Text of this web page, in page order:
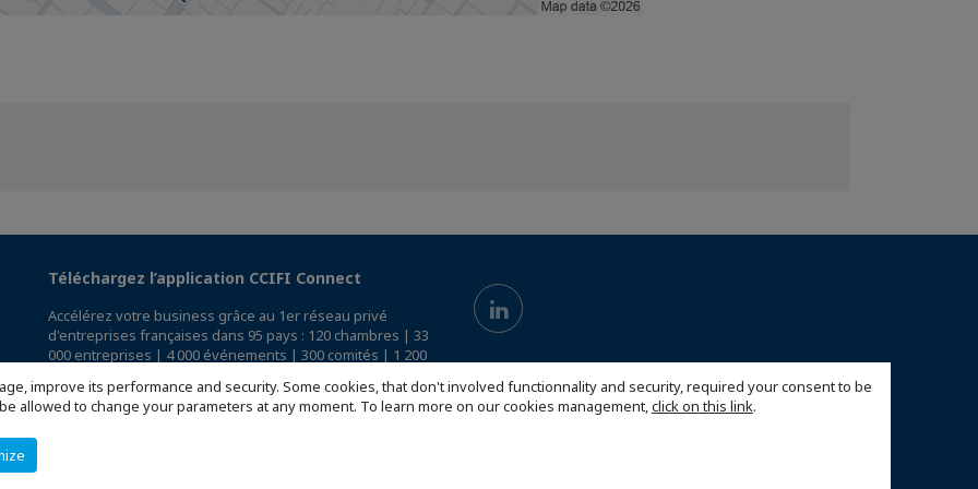
improve its performance and security. Some cookies, that don't involved functionnality and security, required your consent to be
allowed to change your parameters at any moment. To learn more on our cookies management,click on this link.
Téléchargez l’application CCIFI Connect
Accélérez votre business grâce au 1er réseau privé
d'entreprises françaises dans 95 pays : 120 chambres | 33
000 entreprises | 4 000 événements | 300 comités | 1 200
Réservée exclusivement aux membres des CCI Françaises